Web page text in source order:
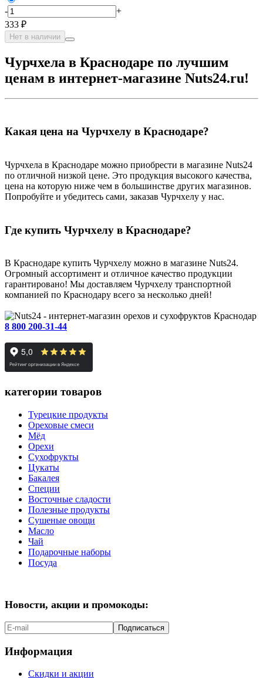
-
+
333 ₽
Нет в наличии
Чурчхела в Краснодаре по лучшим
ценам в интернет-магазине Nuts24.ru!
Какая цена на Чурчхелу в Краснодаре?
Чурчхела в Краснодаре можно приобрести в магазине Nuts24
по отличной низкой цене. Это продукция высокого качества,
цена на которую ниже чем в большинстве других магазинов.
Попробуйте и убедитесь сами, заказав Чурчхелу у нас.
Где купить Чурчхелу в Краснодаре?
В Краснодаре купить Чурчхелу можно в магазине Nuts24.
Огромный ассортимент и отличное качество продукции
гарантировано! Мы доставляем Чурчхелу транспортной
компанией по Краснодару всего за несколько дней!
Краснодар
8 800 200-31-44
категории товаров
Турецкие продукты
Ореховые смеси
Мёд
Орехи
Сухофрукты
Цукаты
Бакалея
Специи
Восточные сладости
Полезные продукты
Сушеные овощи
Масло
Чай
Подарочные наборы
Посуда
Новости, акции и промокоды:
Подписаться
Информация
Скидки и акции